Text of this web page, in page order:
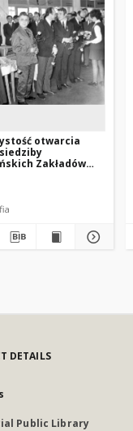
otwarcia
Zakładów
DETAILS
Public Library